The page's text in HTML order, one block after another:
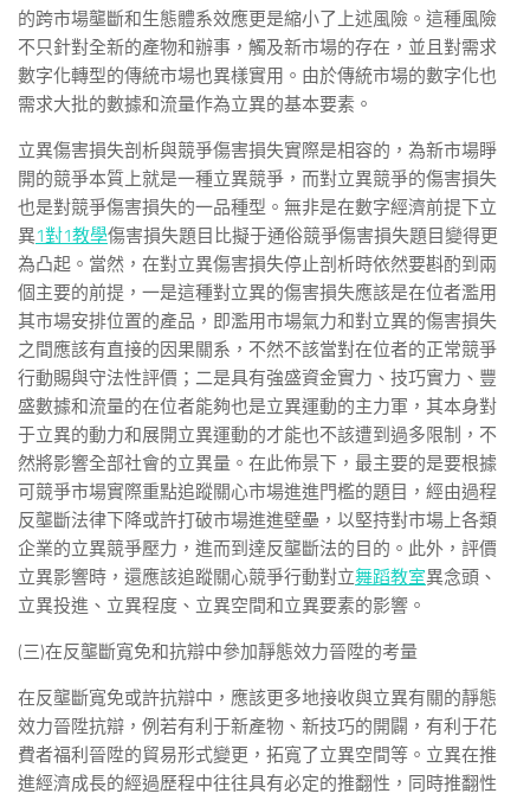
的跨市場壟斷和生態體系效應更是縮小了上述風險。這種風險
不只針對全新的產物和辦事，觸及新市場的存在，並且對需求
數字化轉型的傳統市場也異樣實用。由於傳統市場的數字化也
需求大批的數據和流量作為立異的基本要素。
立異傷害損失剖析與競爭傷害損失實際是相容的，為新市場睜
開的競爭本質上就是一種立異競爭，而對立異競爭的傷害損失
也是對競爭傷害損失的一品種型。無非是在數字經濟前提下立
異1對1教學傷害損失題目比擬于通俗競爭傷害損失題目變得更
為凸起。當然，在對立異傷害損失停止剖析時依然要斟酌到兩
個主要的前提，一是這種對立異的傷害損失應該是在位者濫用
其市場安排位置的產品，即濫用市場氣力和對立異的傷害損失
之間應該有直接的因果關系，不然不該當對在位者的正常競爭
行動賜與守法性評價；二是具有強盛資金實力、技巧實力、豐
盛數據和流量的在位者能夠也是立異運動的主力軍，其本身對
于立異的動力和展開立異運動的才能也不該遭到過多限制，不
然將影響全部社會的立異量。在此佈景下，最主要的是要根據
可競爭市場實際重點追蹤關心市場進進門檻的題目，經由過程
反壟斷法律下降或許打破市場進進壁壘，以堅持對市場上各類
企業的立異競爭壓力，進而到達反壟斷法的目的。此外，評價
立異影響時，還應該追蹤關心競爭行動對立舞蹈教室異念頭、
立異投進、立異程度、立異空間和立異要素的影響。
(三)在反壟斷寬免和抗辯中參加靜態效力晉陞的考量
在反壟斷寬免或許抗辯中，應該更多地接收與立異有關的靜態
效力晉陞抗辯，例若有利于新產物、新技巧的開闢，有利于花
費者福利晉陞的貿易形式變更，拓寬了立異空間等。立異在推
進經濟成長的經過歷程中往往具有必定的推翻性，同時推翻性